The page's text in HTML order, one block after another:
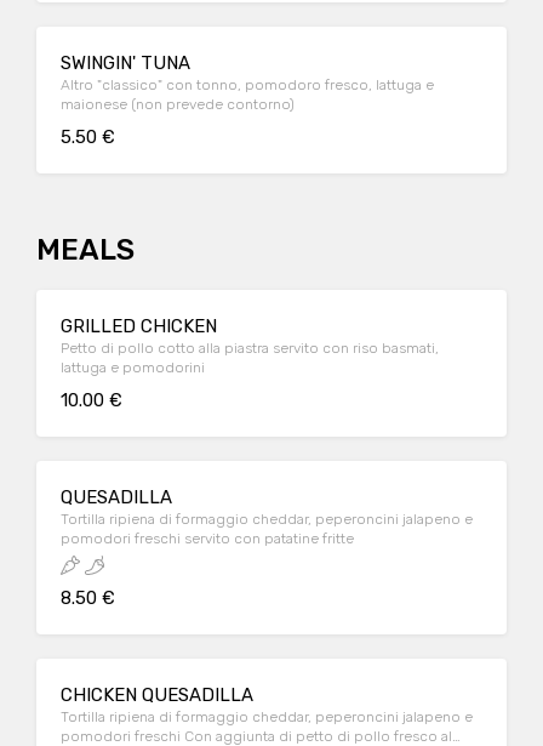
SWINGIN' TUNA
Altro "classico" con tonno, pomodoro fresco, lattuga e
maionese (non prevede contorno)
5.50 €
MEALS
GRILLED CHICKEN
Petto di pollo cotto alla piastra servito con riso basmati,
lattuga e pomodorini
10.00 €
QUESADILLA
Tortilla ripiena di formaggio cheddar, peperoncini jalapeno e
pomodori freschi servito con patatine fritte
8.50 €
CHICKEN QUESADILLA
Tortilla ripiena di formaggio cheddar, peperoncini jalapeno e
pomodori freschi Con aggiunta di petto di pollo fresco al